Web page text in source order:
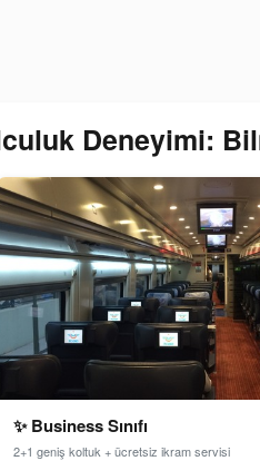
Deneyimi:
✨ Business Sınıfı
2+1 geniş koltuk + ücretsiz ikram servisi